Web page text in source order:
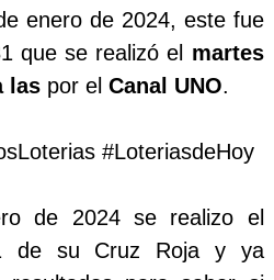
enero de 2024, este fue
que se realizó el martes
las por el Canal UNO.
#LoteriasdeHoy
de 2024 se realizo el
de su Cruz Roja y ya